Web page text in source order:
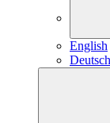
English
Deutsch